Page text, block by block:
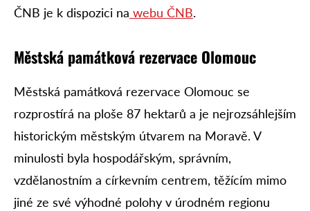
ČNB je k dispozici na webu ČNB.
Městská památková rezervace Olomouc
Městská památková rezervace Olomouc se
rozprostírá na ploše 87 hektarů a je nejrozsáhlejším
historickým městským útvarem na Moravě. V
minulosti byla hospodářským, správním,
vzdělanostním a církevním centrem, těžícím mimo
jiné ze své výhodné polohy v úrodném regionu